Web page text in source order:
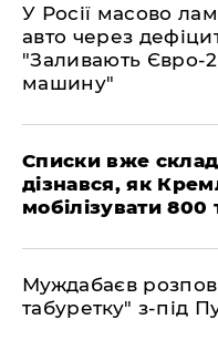
У Росії масово
авто через
"Заливають Євро-
машину"
Списки вже
дізнався, як
мобілізувати 800
Муждабаєв
табуретку" з-під